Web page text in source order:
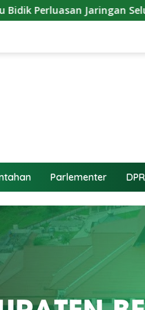
Seluler di Kelay,
Parlementer